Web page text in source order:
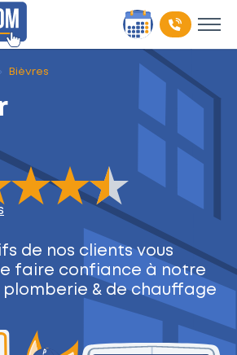
Bièvres
of this product is 4.6out of 5
de nos clientsvous
faire confiance à notre
plomberie & de chauffage